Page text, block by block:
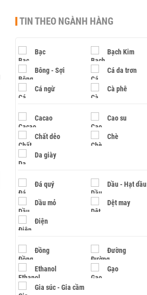
TIN THEO NGÀNH HÀNG
Bạc Bạch Kim
Bông - Sợi Cá da trơn
Cá ngừ Cà phê
Cacao Cao su
Chất dẻo Chè
Da giày
Đá quý Dầu - Hạt dầu
Dầu mỏ Dệt may
Điện
Đồng Đường
Ethanol Gạo
Gia súc - Gia cầm